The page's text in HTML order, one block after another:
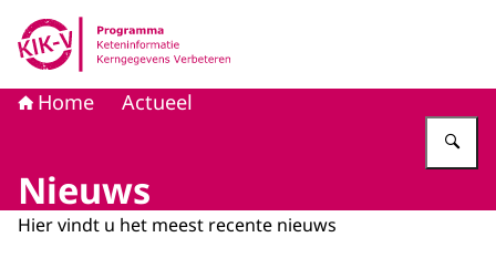
Naar de homepage van KIK-V
Home Actueel
Nieuws
Hier vindt u het meest recente nieuws